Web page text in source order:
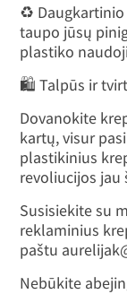
♻️ Daugkartinio
taupo jūsų
plastiko
🛍️ Talpūs ir
Dovanokite
kartų, visur
plastikinius
revoliucijos jau
Susisiekite su
reklaminius
paštu
Nebūkite